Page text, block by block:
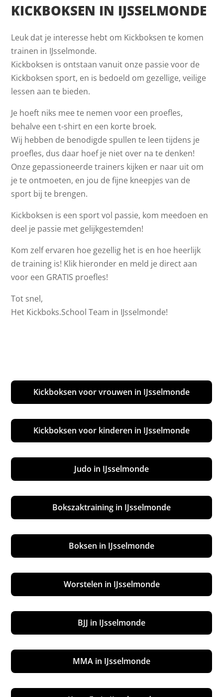
KICKBOKSEN IN IJSSELMONDE
Leuk dat je interesse hebt om Kickboksen te komen
trainen in IJsselmonde.
Kickboksen is ontstaan vanuit onze passie voor de
Kickboksen sport, en is bedoeld om gezellige, veilige
lessen aan te bieden.
Je hoeft niks mee te nemen voor een proefles,
behalve een t-shirt en een korte broek.
Wij hebben de benodigde spullen te leen tijdens je
proefles, dus daar hoef je niet over na te denken!
Onze gepassioneerde trainers kijken er naar uit om
je te ontmoeten, en jou de fijne kneepjes van de
sport bij te brengen.
Kickboksen is een sport vol passie, kom meedoen en
deel je passie met gelijkgestemden!
Kom zelf ervaren hoe gezellig het is en hoe heerlijk
de training is! Klik hieronder en meld je direct aan
voor een GRATIS proefles!
Tot snel,
Het Kickboks.School Team in IJsselmonde!
Kickboksen voor vrouwen in IJsselmonde
Kickboksen voor kinderen in IJsselmonde
Judo in IJsselmonde
Bokszaktraining in IJsselmonde
Boksen in IJsselmonde
Worstelen in IJsselmonde
BJJ in IJsselmonde
MMA in IJsselmonde